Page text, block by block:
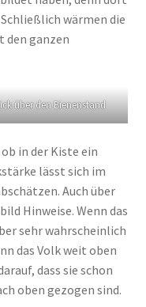
wärmen die
den ganzen
über den Bienenstand
in der Kiste ein
lässt sich im
Auch über
Hinweise. Wenn das
sehr wahrscheinlich
das Volk weit oben
dass sie schon
oben gezogen sind.